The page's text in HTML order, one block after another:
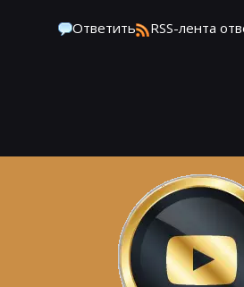
Ответить RSS-лента